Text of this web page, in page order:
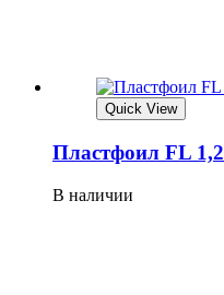
Quick View
Плaстфoил FL 1,2
В наличии